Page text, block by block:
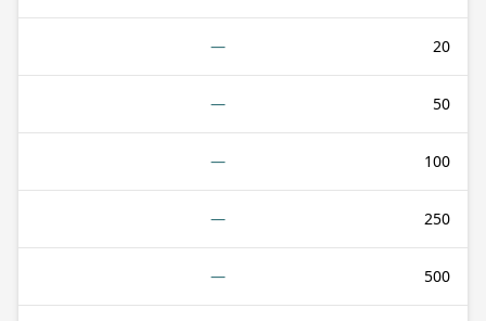
20
—
50
—
100
—
250
—
500
—